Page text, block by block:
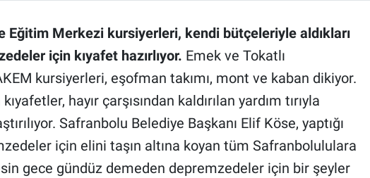
Eğitim Merkezi kursiyerleri, kendi bütçeleriyle aldıkları
için kıyafet hazırlıyor. Emek ve Tokatlı
kursiyerleri, eşofman takımı, mont ve kaban dikiyor.
hayır çarşısından kaldırılan yardım tırıyla
Safranbolu Belediye Başkanı Elif Köse, yaptığı
için elini taşın altına koyan tüm Safranbolululara
gece gündüz demeden depremzedeler için bir şeyler